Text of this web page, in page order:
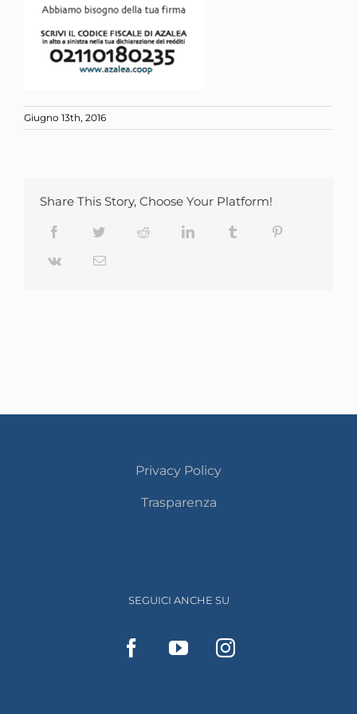
Giugno 13th, 2016
Share This Story, Choose Your Platform!
Facebook Twitter Reddit LinkedIn Tumblr
Vk Email
Privacy Policy
Trasparenza
SEGUICI ANCHE SU